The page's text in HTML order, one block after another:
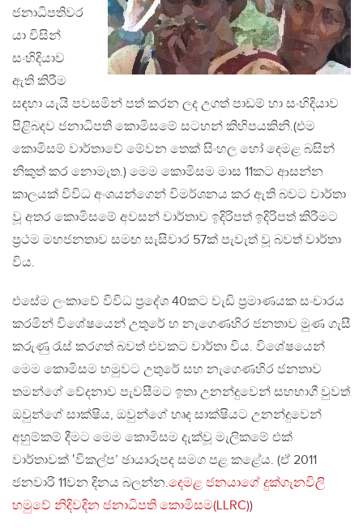
ජනාධිපතිවර
යා විසින්
සංහිදියාව
ඇති කිරීම
සඳහා යැයි පවසමින් පත් කරන ලද උගත් පාඩම් හා සංහිදියාව
පිළිබදව ජනාධිපති කොමිසමේ සටහන් කිහිපයකිනි.(එම
කොමිසම් වාර්තාවේ මේවන තෙක් සිංහල හෝ දෙමළ බසින්
නිකුත් කර නොමැත.) මෙම කොමිසම මාස 11කට ආසන්න
කාලයක් විවිධ අංශයන්ගෙන් විමර්ශනය කර ඇති බවට වාර්තා
වූ අතර කොමිසමේ අවසන් වාර්තාව ඉදිරිපත් ඉදිරිපත් කිරීමට
ප්‍රථම මහජනතාව සමඟ සැසිවාර 57ක් පැවැත් වූ බවත් වාර්තා
විය.
එසේම ලංකාවේ විවිධ ප්‍රදේශ 40කට වැඩි ප්‍රමාණයක සංචාරය
කරමින් විශේෂයෙන් උතුරේ හ නැගෙණහිර ජනතාව මුණ ගැසී
කරුණු රැස් කරගත් බවත් එවකට වාර්තා විය. විශේෂයෙන්
මෙම කොමිසම හමුවට උතුරේ සහ නැගෙණහිර ජනතාව
තමන්ගේ වේදනාව පැවසීමට ඉතා උනන්දුවෙන් සහභාගී වුවත්
ඔවුන්ගේ සාක්ෂිය, ඔවුන්ගේ හෘද සාක්ෂියට උනන්දුවෙන්
අහුම්කම් දීමට මෙම කොමිසම දැක්වූ මැලිකමේ එක්
වාර්තාවක් ‛විකල්ප’ ඡායාරූපද සමග පළ කළේය. (ඒ 2011
ජනවාරි 11වන දිනය බලන්න.දෙමළ ජනයාගේ දුක්ගැනවිලි
හමුවේ නිදිවදින ජනාධිපති කොමිසම(LLRC))